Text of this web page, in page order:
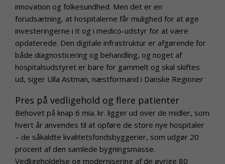
innovation og folkesundhed. Men det er en
forudsætning, at hospitalerne får mulighed for at øge
investeringerne i it og i medico-udstyr for at være
opdaterede. Den digitale infrastruktur er afgørende for
både diagnosticering og behandling, og noget af
hospitalsudstyret er bare for gammelt og skal skiftes
ud, siger Ulla Astman, næstformand i Danske Regioner
Pres på vedligehold og flere patienter
Behovet på knap 6 mia. kr. ligger ud over de midler, som
hvert år anvendes til at opføre de store nye hospitaler
– de såkaldte kvalitetsfondsbyggerier, som udgør 20
procent af den samlede bygningsmasse.
Vedligeholdelse og modernisering af de øvrige 80